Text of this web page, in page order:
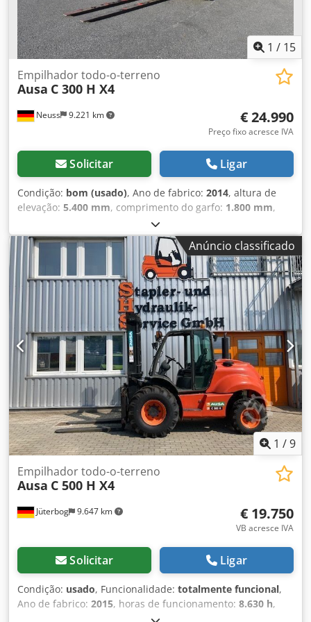
1 / 15
Neuss 9.221 km
Empilhador todo-o-terreno
Ausa C 300 H X4
€ 24.990
Preço fixo acresce IVA
Solicitar Ligar
Condição: bom (usado), Ano de fabrico: 2014, altura de
elevação: 5.400 mm, comprimento do garfo: 1.800 mm,
Peso vazio: 3.000 kg Condição técnica: boa Condição visual:
boa Dimensões de transporte (C x L x A): 3,38 x 1,83 Para
mais informações, entre em contato com Christian
Theißen. Csdpsw Uf Rcsfx Ah Eeha Fabricante: Ausa
Modelo: C300 Hx4 Ano de fabricação: 2014 Tipo de
produto: Usado Dados: Altura máxima de elevação: 5,40 m
Capacidade de elevação: 3.000 kg Comprimento dos
garfos: 1,80 m Tipo de acionamento: Diesel Peso próprio:
5.625 kg Dimensões totais (sem garfos): C x L 3,38 x 1,83 m
Altura de construção: 2,68 m Características especiais:
Tração nas quatro rodas conectável, iluminação rodoviária,
operação com reboque possível. Localização: 41468 Neuss
Disponível imediatamente
Anúncio classificado
1 /9
Jüterbog 9.647 km
Empilhador todo-o-terreno
Ausa C 500 H X4
€ 19.750
VB acresce IVA
Solicitar Ligar
Condição: usado, Funcionalidade: totalmente funcional,
Ano de fabrico: 2015, horas de funcionamento: 8.630 h,
5.000 kg, altura de elevação: